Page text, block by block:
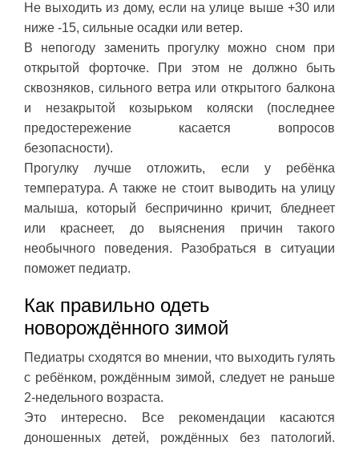
Не выходить из дому, если на улице выше +30 или
ниже -15, сильные осадки или ветер.
В непогоду заменить прогулку можно сном при
открытой форточке. При этом не должно быть
сквозняков, сильного ветра или открытого балкона
и незакрытой козырьком коляски (последнее
предостережение касается вопросов
безопасности).
Прогулку лучше отложить, если у ребёнка
температура. А также не стоит выводить на улицу
малыша, который беспричинно кричит, бледнеет
или краснеет, до выяснения причин такого
необычного поведения. Разобраться в ситуации
поможет педиатр.
Как правильно одеть
новорождённого зимой
Педиатры сходятся во мнении, что выходить гулять
с ребёнком, рождённым зимой, следует не раньше
2-недельного возраста.
Это интересно. Все рекомендации касаются
доношенных детей, рождённых без патологий.